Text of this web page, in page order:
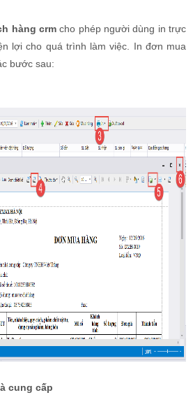
hàng crmcho phép người dùng in trực
lợi cho quá trình làm việc. In đơn mua
bước sau:
cung cấp